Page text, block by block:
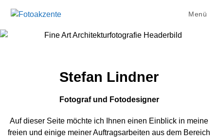
Menü
Stefan Lindner
Fotograf und Fotodesigner
Auf dieser Seite möchte ich Ihnen einen Einblick in meine
freien und einige meiner Auftragsarbeiten aus dem Bereich